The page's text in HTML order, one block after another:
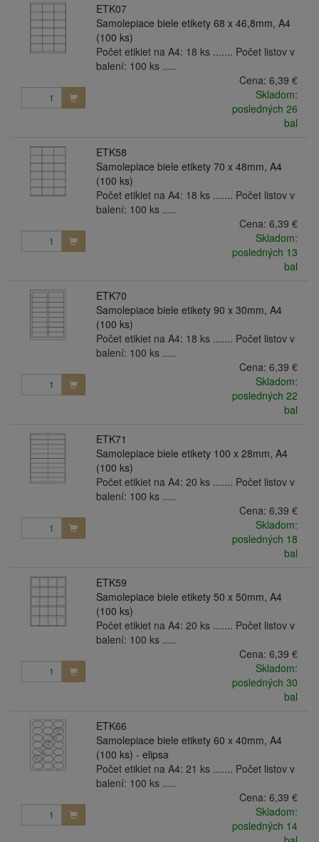
ETK07
Samolepiace biele etikety 68 x 46,8mm, A4
(100 ks)
Počet etikiet na A4: 18 ks ....... Počet listov v
balení: 100 ks .....
Cena: 6,39 €
Skladom:
posledných 26
bal
ETK58
Samolepiace biele etikety 70 x 48mm, A4
(100 ks)
Počet etikiet na A4: 18 ks ....... Počet listov v
balení: 100 ks .....
Cena: 6,39 €
Skladom:
posledných 13
bal
ETK70
Samolepiace biele etikety 90 x 30mm, A4
(100 ks)
Počet etikiet na A4: 18 ks ....... Počet listov v
balení: 100 ks .....
Cena: 6,39 €
Skladom:
posledných 22
bal
ETK71
Samolepiace biele etikety 100 x 28mm, A4
(100 ks)
Počet etikiet na A4: 20 ks ....... Počet listov v
balení: 100 ks .....
Cena: 6,39 €
Skladom:
posledných 18
bal
ETK59
Samolepiace biele etikety 50 x 50mm, A4
(100 ks)
Počet etikiet na A4: 20 ks ....... Počet listov v
balení: 100 ks .....
Cena: 6,39 €
Skladom:
posledných 30
bal
ETK66
Samolepiace biele etikety 60 x 40mm, A4
(100 ks) - elipsa
Počet etikiet na A4: 21 ks ....... Počet listov v
balení: 100 ks .....
Cena: 6,39 €
Skladom:
posledných 14